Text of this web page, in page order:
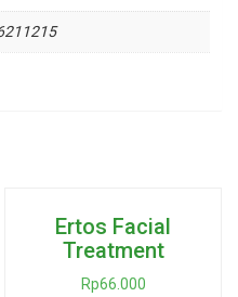
Ertos Facial
Treatment
Rp66.000